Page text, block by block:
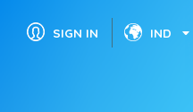
SIGN IN IND